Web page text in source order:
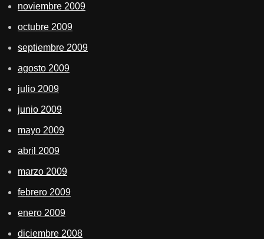
noviembre 2009
octubre 2009
septiembre 2009
agosto 2009
julio 2009
junio 2009
mayo 2009
abril 2009
marzo 2009
febrero 2009
enero 2009
diciembre 2008